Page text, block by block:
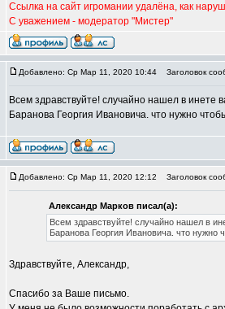
Ссылка на сайт игромании удалёна, как
С уважением - модератор "Мистер"
Добавлено: Ср Мар 11, 2020 10:44 Заголовок
Всем здравствуйте! случайно нашел в инете
Баранова Георгия Ивановича. что нужно
Добавлено: Ср Мар 11, 2020 12:12 Заголовок
Александр Марков писал(а):
Всем здравствуйте! случайно нашел в
Баранова Георгия Ивановича. что нужно
Здравствуйте, Александр,
Спасибо за Ваше письмо.